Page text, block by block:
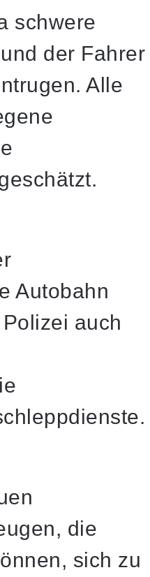
schwere
der Fahrer
Alle
Autobahn
auch
die
sich zu